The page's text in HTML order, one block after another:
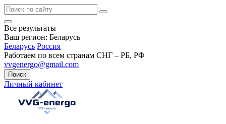
Все результаты
Ваш регион: Беларусь
Беларусь Россия
Работаем по всем странам СНГ – РБ, РФ
vvgenergo@gmail.com
Поиск
Личный кабинет